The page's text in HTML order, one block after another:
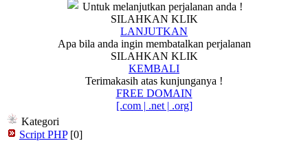
Untuk melanjutkan perjalanan anda !
SILAHKAN KLIK
LANJUTKAN
Apa bila anda ingin membatalkan perjalanan
SILAHKAN KLIK
KEMBALI
Terimakasih atas kunjunganya !
FREE DOMAIN
[.com | .net | .org]
Kategori
Script PHP[0]